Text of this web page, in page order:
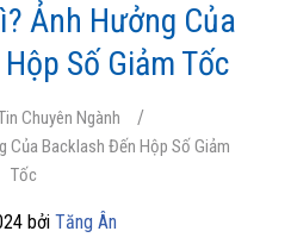
Ảnh Hưởng Của
Số Giảm Tốc
Chuyên Ngành /
Của Backlash Đến Hộp Số Giảm
Tốc
bởi Tăng Ân